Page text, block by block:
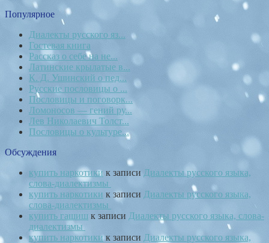
Популярное
Диалекты русского яз...
Гостевая книга
Рассказ о себе на не...
Латинские крылатые в...
К. Д. Ушинский о пед...
Русские пословицы о ...
Пословицы и поговорк...
Ломоносов — гений ру...
Лев Николаевич Толст...
Пословицы о культуре...
Обсуждения
купить наркотики к записи Диалекты русского языка,
слова-диалектизмы
купить наркотики к записи Диалекты русского языка,
слова-диалектизмы
купить гашиш к записи Диалекты русского языка, слова-
диалектизмы
купить наркотикик записи Диалекты русского языка,